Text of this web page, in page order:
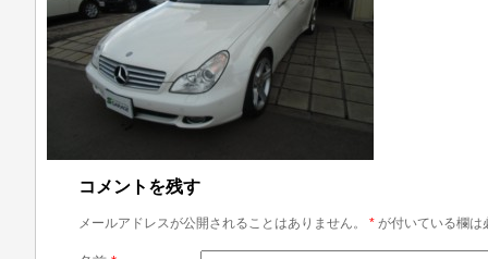
コメントを残す
メールアドレスが公開されることはありません。 * が付いている欄は